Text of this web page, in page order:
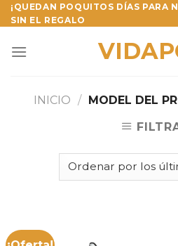
Skip
to
¡QUEDAN POQUITOS DÍAS PARA
SIN EL REGALO
INICIO / MODEL DEL